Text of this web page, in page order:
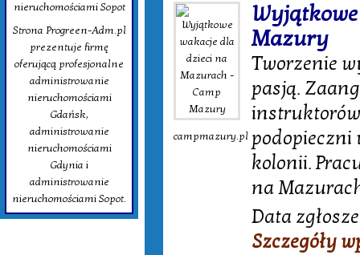
Strona Progreen-Adm.pl
prezentuje firmę
oferującą profesjonalne
administrowanie
nieruchomościami
Gdańsk,
administrowanie
nieruchomościami
Gdynia i
administrowanie
nieruchomościami Sopot.
campmazury.pl
Mazury
Tworzenie
pasją.
podopieczni
kolonii.
na
Data
Szczegóły